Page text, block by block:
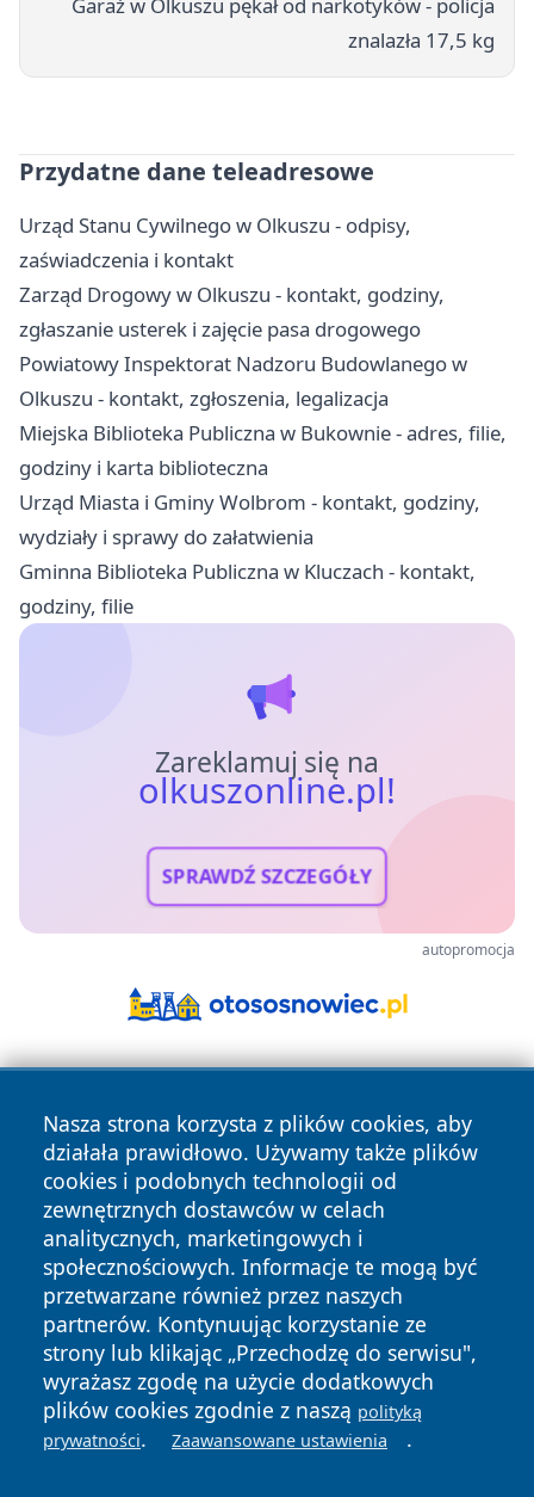
znalazła 17,5 kg
Przydatne dane teleadresowe
Urząd Stanu Cywilnego w Olkuszu - odpisy,
zaświadczenia i kontakt
Zarząd Drogowy w Olkuszu - kontakt, godziny,
zgłaszanie usterek i zajęcie pasa drogowego
Powiatowy Inspektorat Nadzoru Budowlanego w
Olkuszu - kontakt, zgłoszenia, legalizacja
Miejska Biblioteka Publiczna w Bukownie - adres, filie,
godziny i karta biblioteczna
Urząd Miasta i Gminy Wolbrom - kontakt, godziny,
wydziały i sprawy do załatwienia
Gminna Biblioteka Publiczna w Kluczach - kontakt,
godziny, filie
Zareklamuj się na
olkuszonline.pl!
SPRAWDŹ SZCZEGÓŁY
autopromocja
Nasza strona korzysta z plików cookies, aby
działała prawidłowo. Używamy także plików
cookies i podobnych technologii od
zewnętrznych dostawców w celach
analitycznych, marketingowych i
społecznościowych. Informacje te mogą być
przetwarzane również przez naszych
partnerów. Kontynuując korzystanie ze
strony lub klikając „Przechodzę do serwisu",
wyrażasz zgodę na użycie dodatkowych
plików cookies zgodnie z naszą polityką
prywatności. Zaawansowane ustawienia .
Copyright © 2026 olkuszonline.pl Wszystkie prawa
zastrzeżone.
News Autorzy
Polityka
Prywatności
Polityka
Cookies